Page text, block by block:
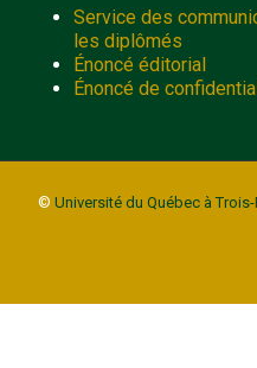
Service des
les diplômés
Énoncé éditorial
Énoncé de
© Université du Québec à